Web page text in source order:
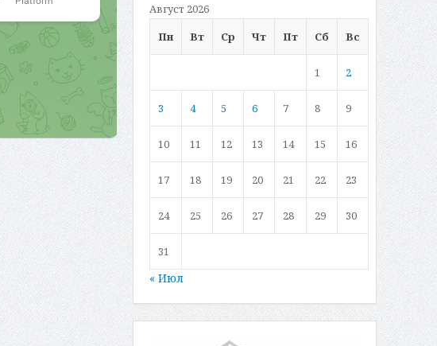
Август 2026
Пн
Вт Ср Чт Пт Сб Вс
1 2
3 4 5 6 7 8 9
10 11 12 13 14 15 16
17 18 19 20 21 22 23
24 25 26 27 28 29 30
31
« Июл